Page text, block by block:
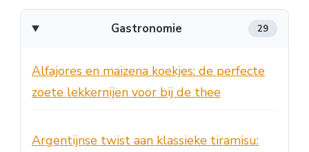
de
sitemap
Gastronomie 29
Alfajores en maizena koekjes: de perfecte
zoete lekkernijen voor bij de thee
Argentijnse twist aan klassieke tiramisu: